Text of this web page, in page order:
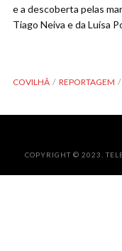
e a descoberta pelas
Tiago Neiva e da Luísa
COVILHÃ REPORTAGEM
COPYRIGHT © 2023.